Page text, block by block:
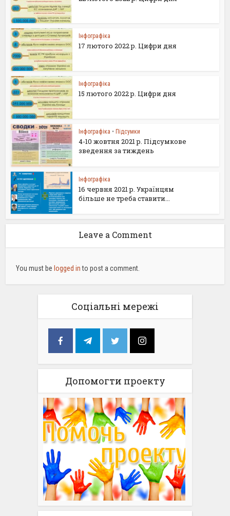
Інфографіка
17 лютого 2022 р. Цифри дня
Інфографіка
15 лютого 2022 р. Цифри дня
Інфографіка • Підсумки
4-10 жовтня 2021 р. Підсумкове
зведення за тиждень
Інфографіка
16 червня 2021 р. Українцям
більше не треба ставити...
Leave a Comment
You must be logged into post a comment.
Соціальні мережі
Допомогти проекту